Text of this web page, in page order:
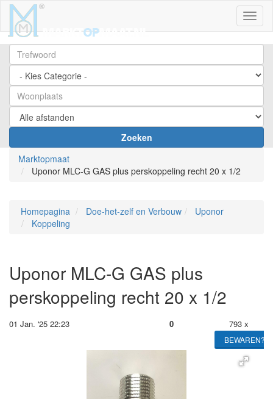
Zoeken
Marktopmaat
Uponor MLC-G GAS plus perskoppeling recht 20 x 1/2
Homepagina Doe-het-zelf en Verbouw
Uponor
Koppeling
Uponor MLC-G GAS plus
perskoppeling recht 20 x 1/2
01 Jan. '25 22:23 0 793 x
BEWAREN?